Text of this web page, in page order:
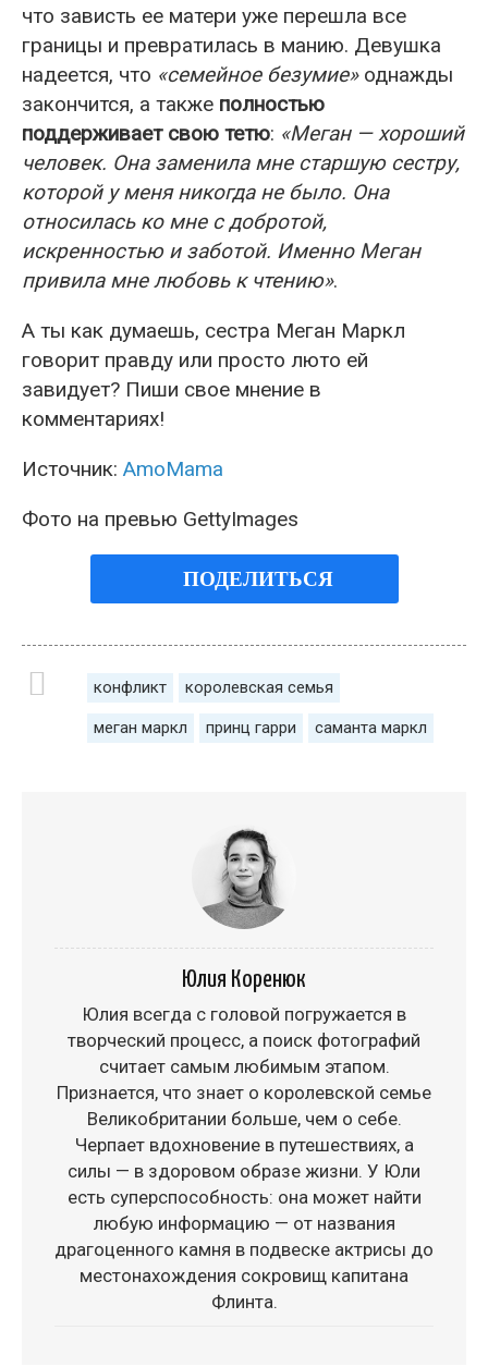
что зависть ее матери уже перешла все
границы и превратилась в манию. Девушка
надеется, что «семейное безумие»однажды
закончится, а также полностью
поддерживает свою тетю: «Меган — хороший
человек. Она заменила мне старшую сестру,
которой у меня никогда не было. Она
относилась ко мне с добротой,
искренностью и заботой. Именно Меган
привила мне любовь к чтению».
А ты как думаешь, сестра Меган Маркл
говорит правду или просто люто ей
завидует? Пиши свое мнение в
комментариях!
Источник: AmoMama
Фото на превью GettyImages
ПОДЕЛИТЬСЯ
конфликт королевская семья
меган маркл принц гарри саманта маркл
Юлия Коренюк
Юлия всегда с головой погружается в
творческий процесс, а поиск фотографий
считает самым любимым этапом.
Признается, что знает о королевской семье
Великобритании больше, чем о себе.
Черпает вдохновение в путешествиях, а
силы — в здоровом образе жизни. У Юли
есть суперспособность: она может найти
любую информацию — от названия
драгоценного камня в подвеске актрисы до
местонахождения сокровищ капитана
Флинта.